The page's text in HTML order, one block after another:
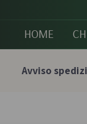
HOME
Avviso